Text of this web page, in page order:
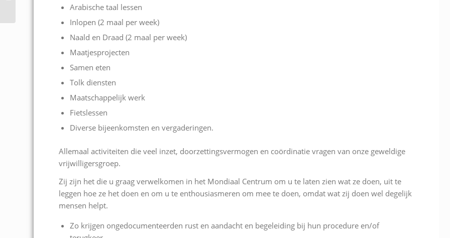
Arabische taal lessen
Inlopen (2 maal per week)
Naald en Draad (2 maal per week)
Maatjesprojecten
Samen eten
Tolk diensten
Maatschappelijk werk
Fietslessen
Diverse bijeenkomsten en vergaderingen.
Allemaal activiteiten die veel inzet, doorzettingsvermogen en coördinatie vragen van onze geweldige
vrijwilligersgroep.
Zij zijn het die u graag verwelkomen in het Mondiaal Centrum om u te laten zien wat ze doen, uit te
leggen hoe ze het doen en om u te enthousiasmeren om mee te doen, omdat wat zij doen wel degelijk
mensen helpt.
Zo krijgen ongedocumenteerden rust en aandacht en begeleiding bij hun procedure en/of
Mpanzu Bamenga